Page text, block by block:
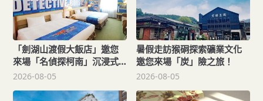
「劍湖山渡假大飯店」邀您
來場「名偵探柯南」沉浸式
主題假期！
2026-08-05
暑假走訪猴硐探索礦業文化
邀您來場「炭」險之旅！
2026-08-05